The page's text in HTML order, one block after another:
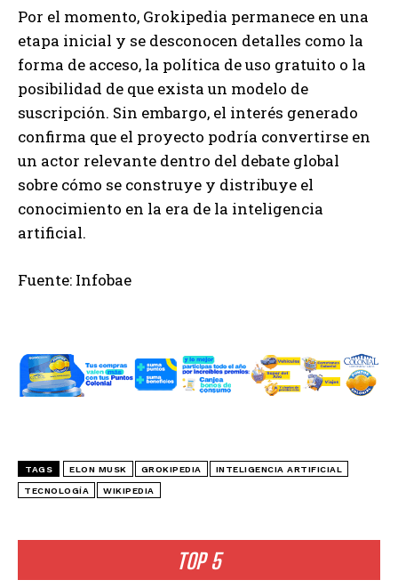
TOP 5
Por el momento, Grokipedia permanece en una
etapa inicial y se desconocen detalles como la
forma de acceso, la política de uso gratuito o la
posibilidad de que exista un modelo de
suscripción. Sin embargo, el interés generado
confirma que el proyecto podría convertirse en
un actor relevante dentro del debate global
sobre cómo se construye y distribuye el
conocimiento en la era de la inteligencia
artificial.
Fuente: Infobae
TAGS ELON MUSK GROKIPEDIA INTELIGENCIA ARTIFICIAL
TECNOLOGÍA WIKIPEDIA